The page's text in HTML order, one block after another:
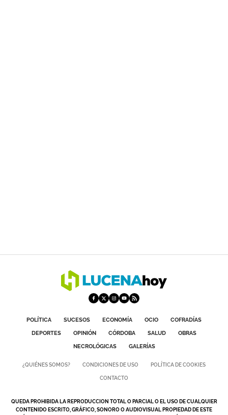
POLÍTICA SUCESOS ECONOMÍA OCIO
COFRADÍAS
DEPORTES
OPINIÓN CÓRDOBA SALUD
OBRAS
NECROLÓGICAS
GALERÍAS
¿QUIÉNES SOMOS? CONDICIONES DE USO POLÍTICA DE COOKIES
CONTACTO
QUEDA PROHIBIDA LA REPRODUCCION TOTAL O PARCIAL O EL USO DE CUALQUIER
CONTENIDO ESCRITO, GRÁFICO, SONORO O AUDIOVISUAL PROPIEDAD DE ESTE